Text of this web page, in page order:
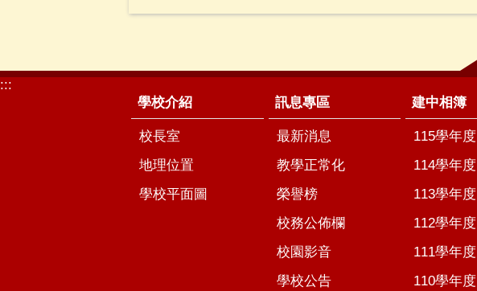
:::
學校介紹
校長室
地理位置
學校平面圖
訊息專區
最新消息
教學正常化
榮譽榜
校務公佈欄
校園影音
學校公告
建中相簿
115學年度
114學年度
113學年度
112學年度
111學年度
110學年度